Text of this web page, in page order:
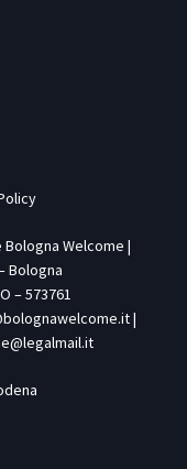
Welcome |
Bologna
– 573761
|